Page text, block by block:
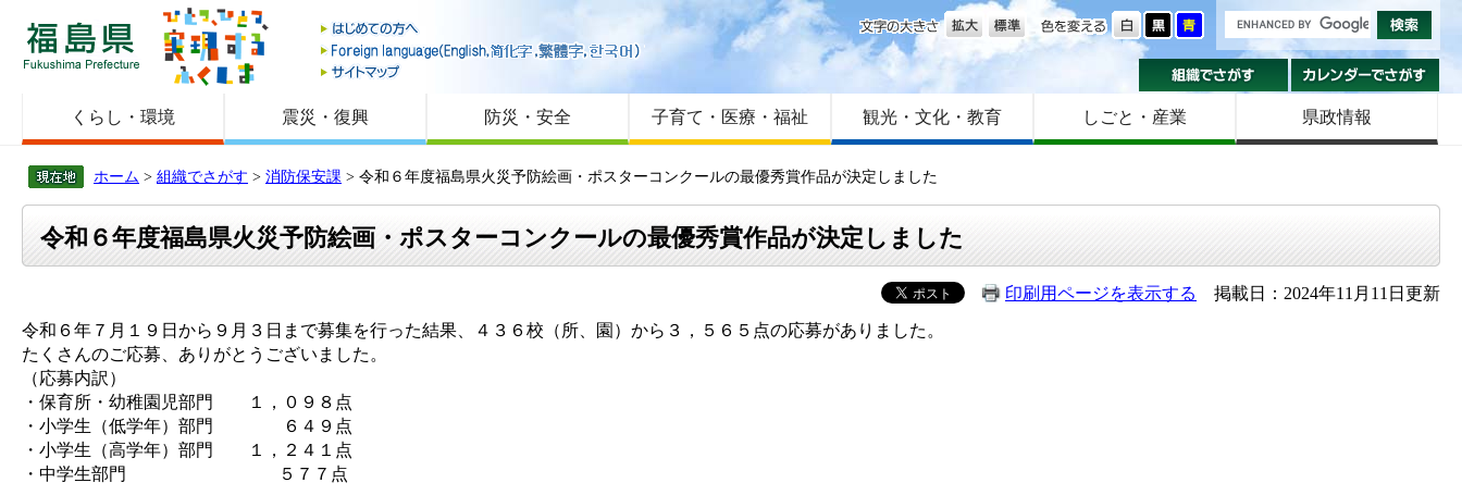
福島県
はじめての方へ
Foreign language
サイトマップ
色を変える
文字の大きさ
組織でさがす
くらし・環境 震災・復興 防災・安全 子育て・医療・福祉 観光・文化・教育 しごと・産業 県政情報
ホーム > 組織でさがす > 消防保安課 > 令和６年度福島県火災予防絵画・ポスターコンクールの最優秀賞作品が決定しました
令和６年度福島県火災予防絵画・ポスターコンクールの最優秀賞作品が決定しました
印刷用ページを表示する
掲載日：2024年11月11日更新
令和６年７月１９日から９月３日まで募集を行った結果、４３６校（所、園）から３，５６５点の応募がありました。
たくさんのご応募、ありがとうございました。
（応募内訳）
・保育所・幼稚園児部門 １，０９８点
・小学生（低学年）部門 ６４９点
・小学生（高学年）部門 １，２４１点
・中学生部門 ５７７点